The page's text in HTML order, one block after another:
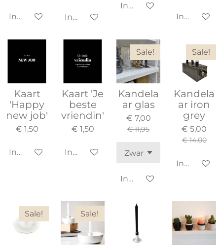
In winkelwagenIn winkelwagen
In winkelwagen
In
Kaart
'Happy
new job'
€ 1,50
In winkelwagen
Kaart 'Je
beste
vriendin'
€ 1,50
In winkelwagen
Sale!
Kandela
ar glas
€ 7,00
€ 11,95
In winkelwagen
Sale!
Kandela
ar iron
grey
€ 5,00
€ 14,00
In
Sale! Sale!